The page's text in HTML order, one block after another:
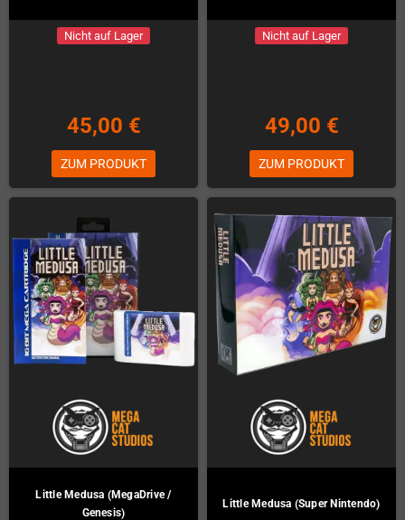
Nicht auf Lager
45,00 €
ZUM PRODUKT
Nicht auf Lager
49,00 €
ZUM PRODUKT
Little Medusa (MegaDrive /
Genesis)
Little Medusa (Super Nintendo)